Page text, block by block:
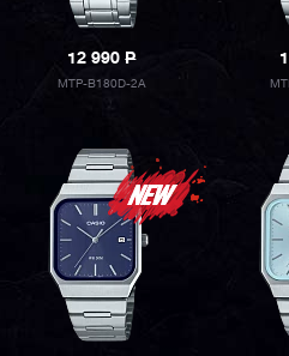
12 990P
MTP-B180D-2A